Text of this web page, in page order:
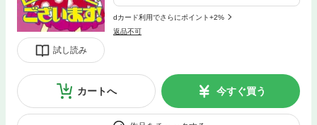
試し読み
dカード利用でさらにポイント+2%
返品不可
カートへ 今すぐ買う